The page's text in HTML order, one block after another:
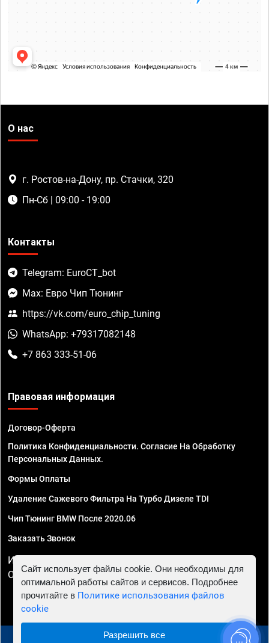
О нас
г. Ростов-на-Дону, пр. Стачки, 320
Пн-Сб | 09:00 - 19:00
Контакты
Telegram: EuroCT_bot
Max: Евро Чип Тюнинг
https://vk.com/euro_chip_tuning
WhatsApp: +79317082148
+7 863 333-51-06
Правовая информация
Договор-Оферта
Политика Конфиденциальности. Согласие На Обработку
Персональных Данных.
Формы Оплаты
Удаление Сажевого Фильтра На Турбо Дизеле TDI
Чип Тюнинг BMW После 2020.06
Заказать Звонок
ИП Смирнов Георгий Павлович. ИНН 781302555843,
ОГРНИП 324470400032610
© 2010 - 2026 Чип тюнинг в Ростове-на-Дону -
Сайт использует файлы cookie. Они необходимы для
оптимальной работы сайтов и сервисов. Подробнее
прочитайте в Политике использования файлов
cookie
Разрешить все